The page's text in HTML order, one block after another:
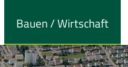
Bauen / Wirtschaft